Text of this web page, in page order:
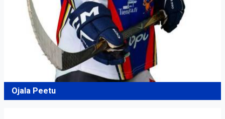
Ojala Peetu